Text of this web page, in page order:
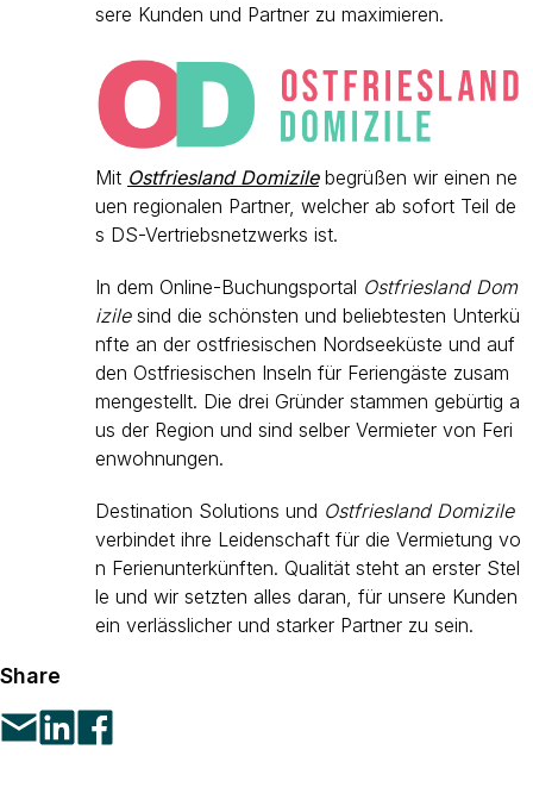
sere Kunden und Partner zu maximieren.
Mit Ostfriesland Domizile begrüßen wir einen ne
uen regionalen Partner, welcher ab sofort Teil de
s DS-Vertriebsnetzwerks ist.
In dem Online-Buchungsportal Ostfriesland Dom
izilesind die schönsten und beliebtesten Unterkü
nfte an der ostfriesischen Nordseeküste und auf
den Ostfriesischen Inseln für Feriengäste zusam
mengestellt. Die drei Gründer stammen gebürtig a
us der Region und sind selber Vermieter von Feri
enwohnungen.
Destination Solutions und Ostfriesland Domizile
verbindet ihre Leidenschaft für die Vermietung vo
n Ferienunterkünften. Qualität steht an erster Stel
le und wir setzten alles daran, für unsere Kunden
ein verlässlicher und starker Partner zu sein.
Share